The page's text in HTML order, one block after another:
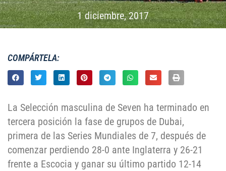
1 diciembre, 2017
COMPÁRTELA:
La Selección masculina de Seven ha terminado en
tercera posición la fase de grupos de Dubai,
primera de las Series Mundiales de 7, después de
comenzar perdiendo 28-0 ante Inglaterra y 26-21
frente a Escocia y ganar su último partido 12-14